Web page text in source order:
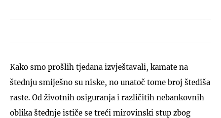
Kako smo prošlih tjedana izvještavali, kamate na
štednju smiješno su niske, no unatoč tome broj štediša
raste. Od životnih osiguranja i različitih nebankovnih
oblika štednje ističe se treći mirovinski stup zbog